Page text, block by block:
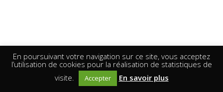
En poursuivant votre navigation sur ce site, vous acceptez
l’utilisation de cookies pour la réalisation de statistiques de
visite.
Accepter En savoir plus